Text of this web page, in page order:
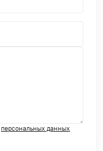
персональных данных